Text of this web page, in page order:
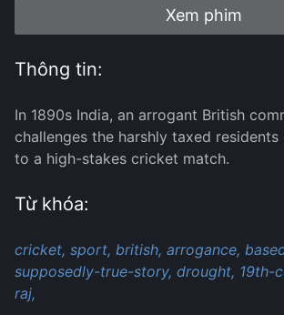
Xem phim
Thông tin:
In 1890s India, an arrogant British
challenges the harshly taxed
to a high-stakes cricket match.
Từ khóa:
cricket, sport, british, arrogance,
supposedly-true-story, drought, 19th-
raj,